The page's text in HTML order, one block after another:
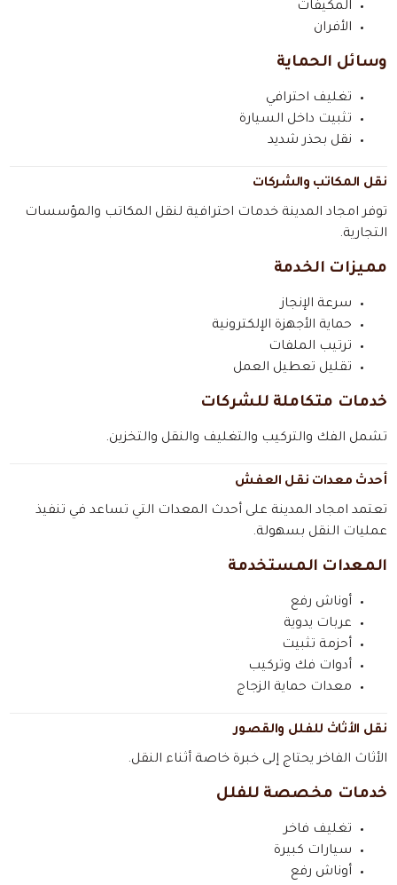
المكيفات
الأفران
وسائل الحماية
تغليف احترافي
تثبيت داخل السيارة
نقل بحذر شديد
نقل المكاتب والشركات
توفر امجاد المدينة خدمات احترافية لنقل المكاتب والمؤسسات
التجارية.
مميزات الخدمة
سرعة الإنجاز
حماية الأجهزة الإلكترونية
ترتيب الملفات
تقليل تعطيل العمل
خدمات متكاملة للشركات
تشمل الفك والتركيب والتغليف والنقل والتخزين.
أحدث معدات نقل العفش
تعتمد امجاد المدينة على أحدث المعدات التي تساعد في تنفيذ
عمليات النقل بسهولة.
المعدات المستخدمة
أوناش رفع
عربات يدوية
أحزمة تثبيت
أدوات فك وتركيب
معدات حماية الزجاج
نقل الأثاث للفلل والقصور
الأثاث الفاخر يحتاج إلى خبرة خاصة أثناء النقل.
خدمات مخصصة للفلل
تغليف فاخر
سيارات كبيرة
أوناش رفع